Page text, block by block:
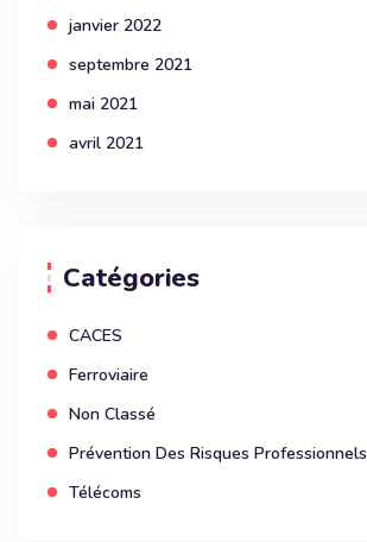
janvier 2022
septembre 2021
mai 2021
avril 2021
Catégories
CACES
Ferroviaire
Non Classé
Prévention Des Risques Professionnels
Télécoms